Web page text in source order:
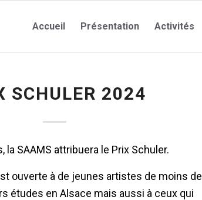
Accueil Présentation Activités
SCHULER 2024
la SAAMS attribuera le Prix Schuler.
ouverte à de jeunes artistes de moins de
études en Alsace mais aussi à ceux qui